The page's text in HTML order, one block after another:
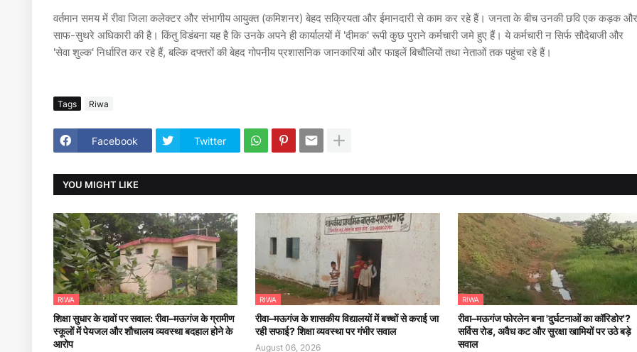
वर्तमान समय में रीवा जिला कलेक्टर और संभागीय आयुक्त (कमिशनर) बेहद सक्रियता और ईमानदारी से काम कर रहे हैं। जनता के बीच उनकी छवि एक कड़क और
साफ-सुथरे अधिकारी की है। किंतु विडंबना यह है कि उनके अपने ही कार्यालयों में 'दीमक' रूपी कुछ पुराने कर्मचारी जमे हुए हैं। ये कर्मचारी न सिर्फ सौदेबाजी और
'सेवा शुल्क' निर्धारित कर रहे हैं, बल्कि दफ्तरों की बेहद गोपनीय प्रशासनिक जानकारियां और फाइलें बिचौलियों तथा नेताओं तक पहुंचा रहे हैं।
Tags Riwa
Facebook Twitter
YOU MIGHT LIKE
RIWA
शिक्षा सुधार के दावों पर सवाल: रीवा–मऊगंज के ग्रामीण
स्कूलों में पेयजल और शौचालय व्यवस्था बदहाल होने के
आरोप
RIWA
रीवा–मऊगंज के शासकीय विद्यालयों में बच्चों से कराई जा
रही सफाई? शिक्षा व्यवस्था पर गंभीर सवाल
August 06, 2026
RIWA
रीवा–मऊगंज फोरलेन बना 'दुर्घटनाओं का कॉरिडोर'?
सर्विस रोड, अवैध कट और सुरक्षा खामियों पर उठे बड़े
सवाल